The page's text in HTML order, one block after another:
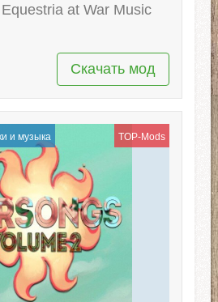
at War Music
Скачать мод
и музыка TOP-Mods